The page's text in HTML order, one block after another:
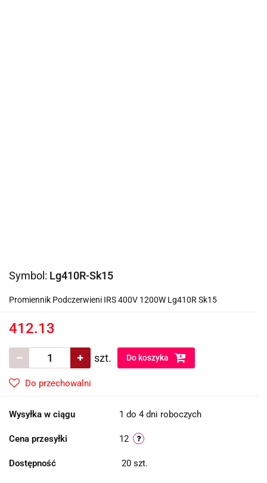
Symbol: Lg410R-Sk15
Promiennik Podczerwieni IRS 400V 1200W Lg410R Sk15
412.13
szt. Do koszyka
Do przechowalni
Wysyłka w ciągu 1 do 4 dni roboczych
Cena przesyłki 12
Dostępność 20 szt.